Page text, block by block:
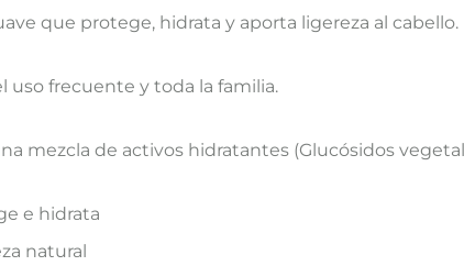
que protege, hidrata y aporta ligereza al cabello.
uso frecuente y toda la familia.
mezcla de activos hidratantes (Glucósidos
e hidrata
natural